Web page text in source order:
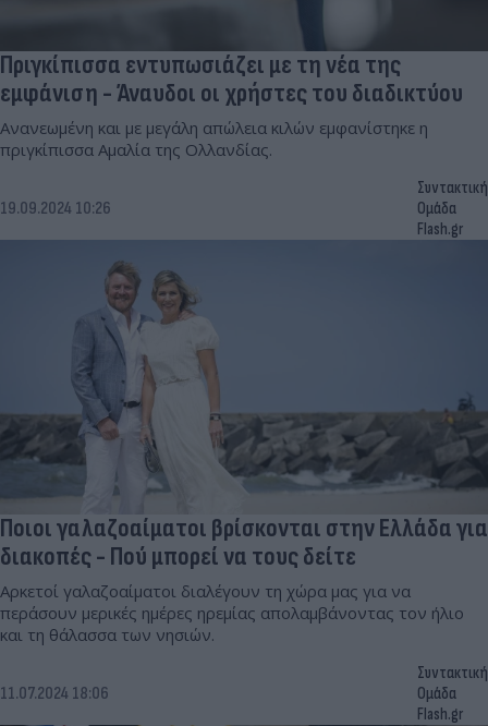
Πριγκίπισσα εντυπωσιάζει με τη νέα της
εμφάνιση - Άναυδοι οι χρήστες του διαδικτύου
Ανανεωμένη και με μεγάλη απώλεια κιλών εμφανίστηκε η
πριγκίπισσα Αμαλία της Ολλανδίας.
19.09.2024 10:26
Συντακτική
Ομάδα
Flash.gr
Ποιοι γαλαζοαίματοι βρίσκονται στην Ελλάδα για
διακοπές - Πού μπορεί να τους δείτε
Αρκετοί γαλαζοαίματοι διαλέγουν τη χώρα μας για να
περάσουν μερικές ημέρες ηρεμίας απολαμβάνοντας τον ήλιο
και τη θάλασσα των νησιών.
11.07.2024 18:06
Συντακτική
Ομάδα
Flash.gr